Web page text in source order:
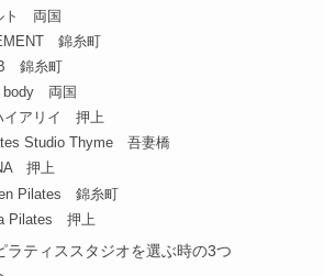
ト 両国
錦糸町
錦糸町
両国
イアリイ 押上
Studio Thyme 吾妻橋
押上
Pilates 錦糸町
Pilates 押上
ラティススタジオを選ぶ時の3つ